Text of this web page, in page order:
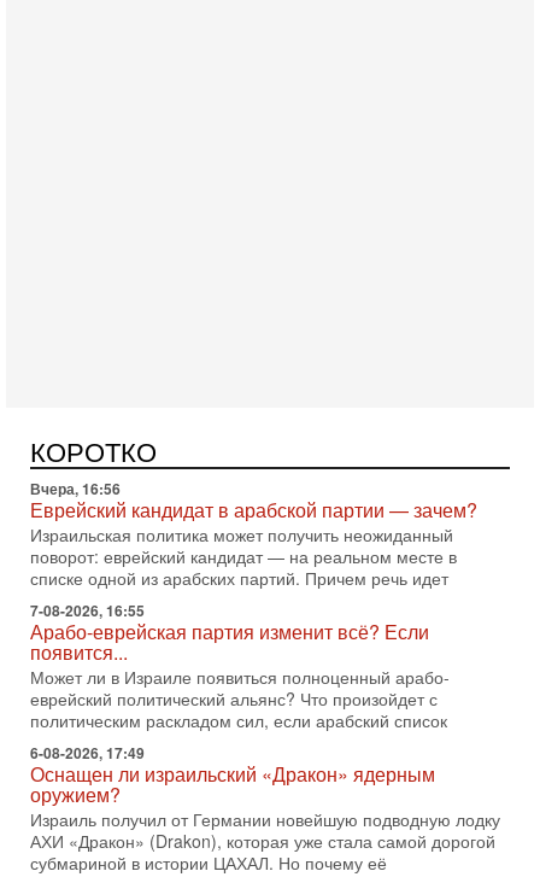
КОРОТКО
Нетаниягу на Генассамблею ООН в сентябре. По
Вчера, 16:56
Еврейский кандидат в арабской партии — зачем?
Израильская политика может получить неожиданный
поворот: еврейский кандидат — на реальном месте в
списке одной из арабских партий. Причем речь идет
7-08-2026, 16:55
Арабо-еврейская партия изменит всё? Если
появится...
Может ли в Израиле появиться полноценный арабо-
еврейский политический альянс? Что произойдет с
политическим раскладом сил, если арабский список
6-08-2026, 17:49
Оснащен ли израильский «Дракон» ядерным
оружием?
Израиль получил от Германии новейшую подводную лодку
АХИ «Дракон» (Drakon), которая уже стала самой дорогой
субмариной в истории ЦАХАЛ. Но почему её